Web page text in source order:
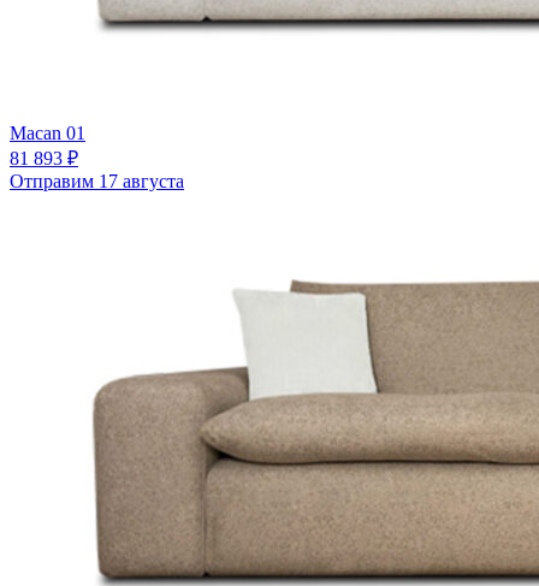
Macan 01
81 893 ₽
Отправим 17 августа